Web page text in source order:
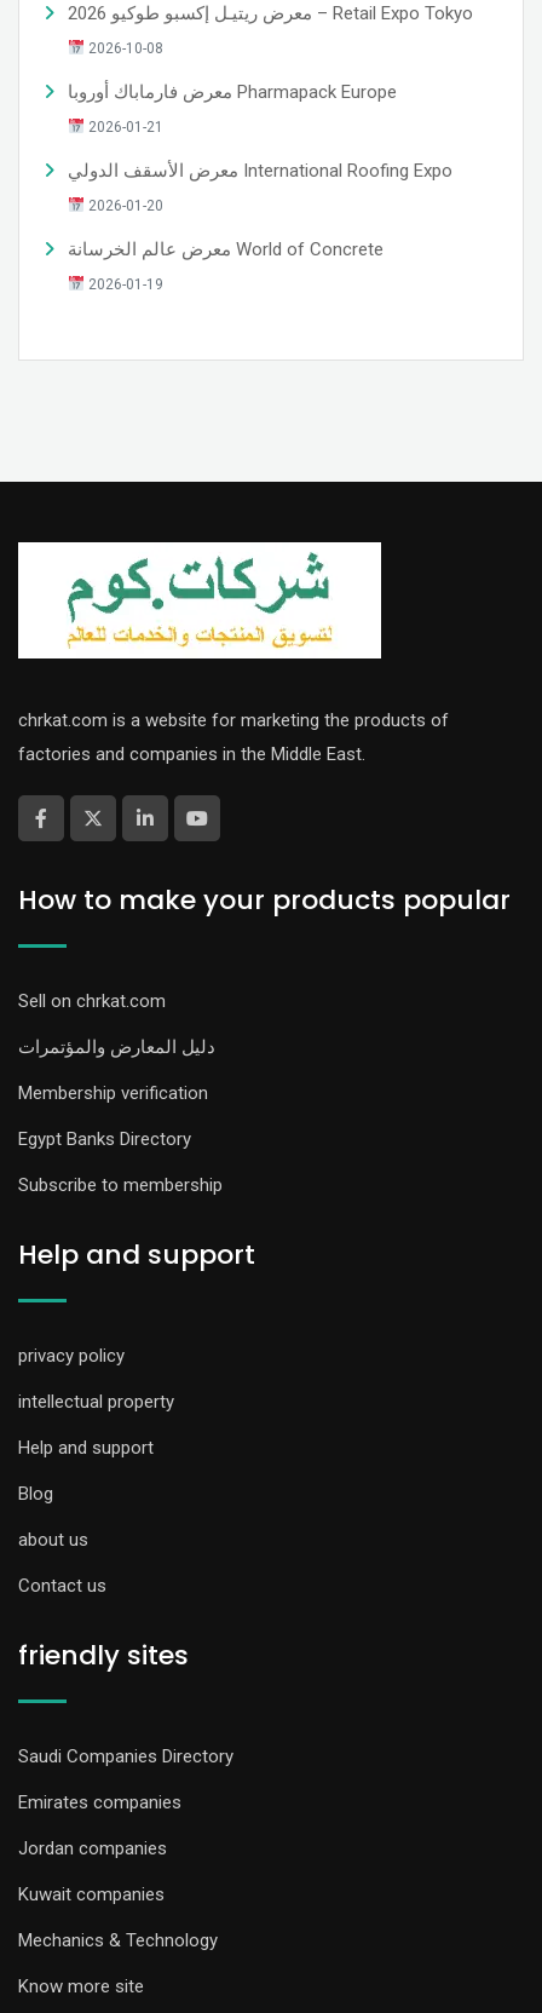
معرض ريتيـل إكسبو طوكيو 2026 – Retail Expo Tokyo
2026-10-08
معرض فارماباك أوروبا Pharmapack Europe
2026-01-21
معرض الأسقف الدولي International Roofing Expo
2026-01-20
معرض عالم الخرسانة World of Concrete
2026-01-19
chrkat.com is a website for marketing the products of
factories and companies in the Middle East.
How to make your products popular
Sell on chrkat.com
دليل المعارض والمؤتمرات
Membership verification
Egypt Banks Directory
Subscribe to membership
Help and support
privacy policy
intellectual property
Help and support
Blog
about us
Contact us
friendly sites
Saudi Companies Directory
Emirates companies
Jordan companies
Kuwait companies
Mechanics & Technology
Know more site